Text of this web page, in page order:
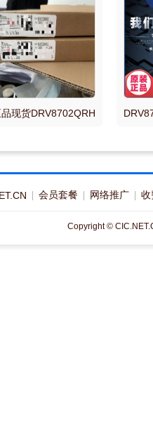
机驱动器
现货DRV8702QRHBRQ1
会员套餐 网络推广 收
Copyright ©